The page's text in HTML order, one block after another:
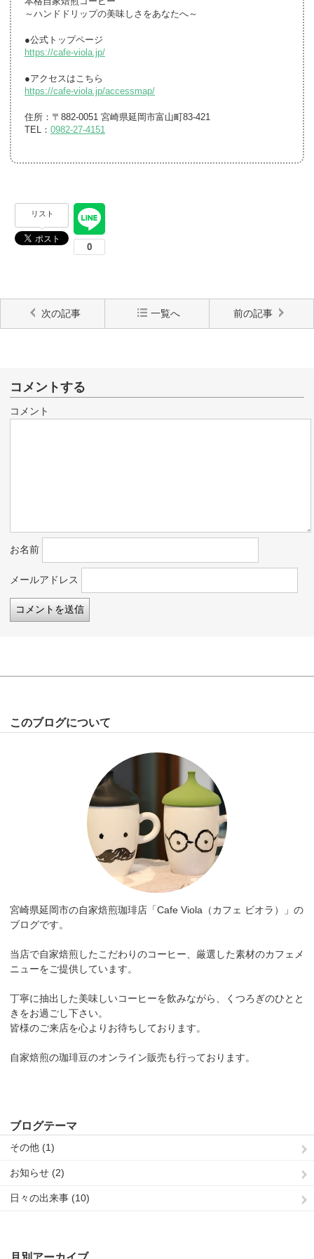
～ハンドドリップの美味しさをあなたへ～
●公式トップページ
https://cafe-viola.jp/
●アクセスはこちら
https://cafe-viola.jp/accessmap/
住所：〒882-0051 宮崎県延岡市富山町83-421
TEL： 0982-27-4151
リスト
次の記事 一覧へ 前の記事
コメントする
コメント
お名前
メールアドレス
このブログについて
宮崎県延岡市の自家焙煎珈琲店「Cafe Viola（カフェ ビオラ）」の
ブログです。
当店で自家焙煎したこだわりのコーヒー、厳選した素材のカフェメ
ニューをご提供しています。
丁寧に抽出した美味しいコーヒーを飲みながら、くつろぎのひとと
きをお過ごし下さい。
皆様のご来店を心よりお待ちしております。
自家焙煎の珈琲豆のオンライン販売も行っております。
ブログテーマ
その他 (1)
お知らせ (2)
日々の出来事 (10)